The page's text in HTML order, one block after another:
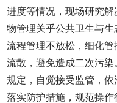
进度等情况，现场研究
物管理关乎公共卫生与
流程管理不放松，细化
流散，避免造成二次污
规定，自觉接受监管，
落实防护措施，规范操